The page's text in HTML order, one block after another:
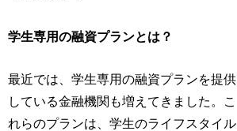
学生専用の融資プランとは？
最近では、学生専用の融資プランを提供
している金融機関も増えてきました。こ
れらのプランは、学生のライフスタイル